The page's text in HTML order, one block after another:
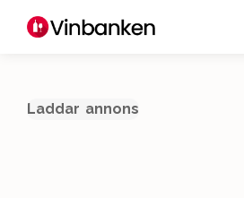
Laddar annons